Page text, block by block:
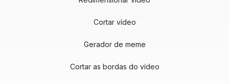
Cortar vídeo
Gerador de meme
Cortar as bordas do vídeo